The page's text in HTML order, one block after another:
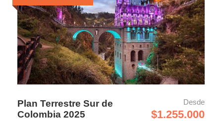
Plan Terrestre Sur de
Colombia 2025
Desde
$1.255.000